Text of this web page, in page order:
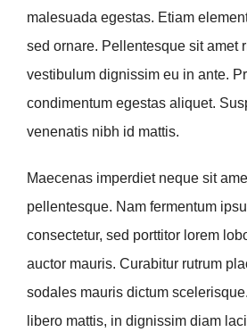
malesuada egestas. Etiam
sed ornare. Pellentesque sit amet
vestibulum dignissim eu in ante.
condimentum egestas aliquet.
venenatis nibh id mattis.
Maecenas imperdiet neque sit
pellentesque. Nam fermentum
consectetur, sed porttitor lorem
auctor mauris. Curabitur rutrum
sodales mauris dictum
libero mattis, in dignissim diam